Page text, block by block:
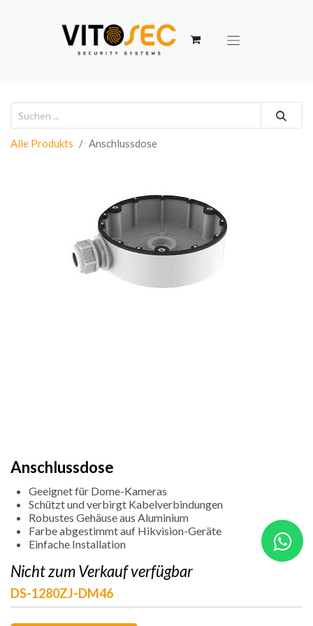
Alle Produkts Anschlussdose
Anschlussdose
Geeignet für Dome-Kameras
Schützt und verbirgt Kabelverbindungen
Robustes Gehäuse aus Aluminium
Farbe abgestimmt auf Hikvision-Geräte
Einfache Installation
Nicht zum Verkauf verfügbar
DS-1280ZJ-DM46